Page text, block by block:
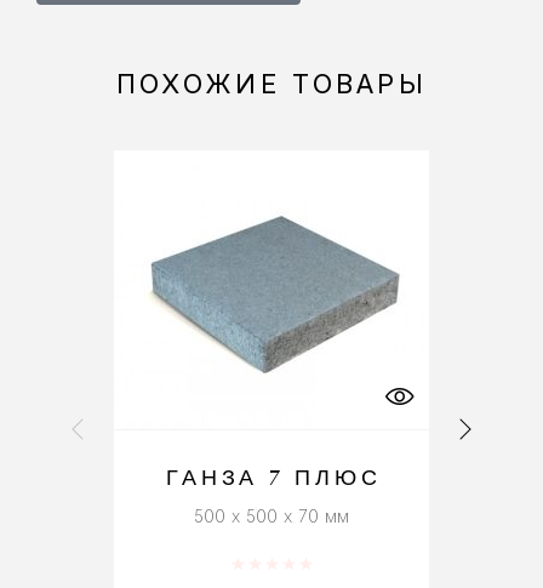
ПОХОЖИЕ ТОВАРЫ
ГАНЗА 7 ПЛЮС
500 x 500 x 70 мм